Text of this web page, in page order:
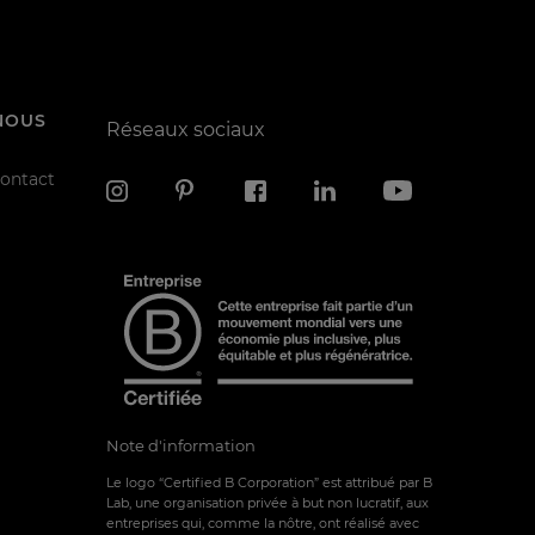
Réseaux sociaux
Note d'information
Le logo “Certified B Corporation” est attribué par B
Lab, une organisation privée à but non lucratif, aux
entreprises qui, comme la nôtre, ont réalisé avec